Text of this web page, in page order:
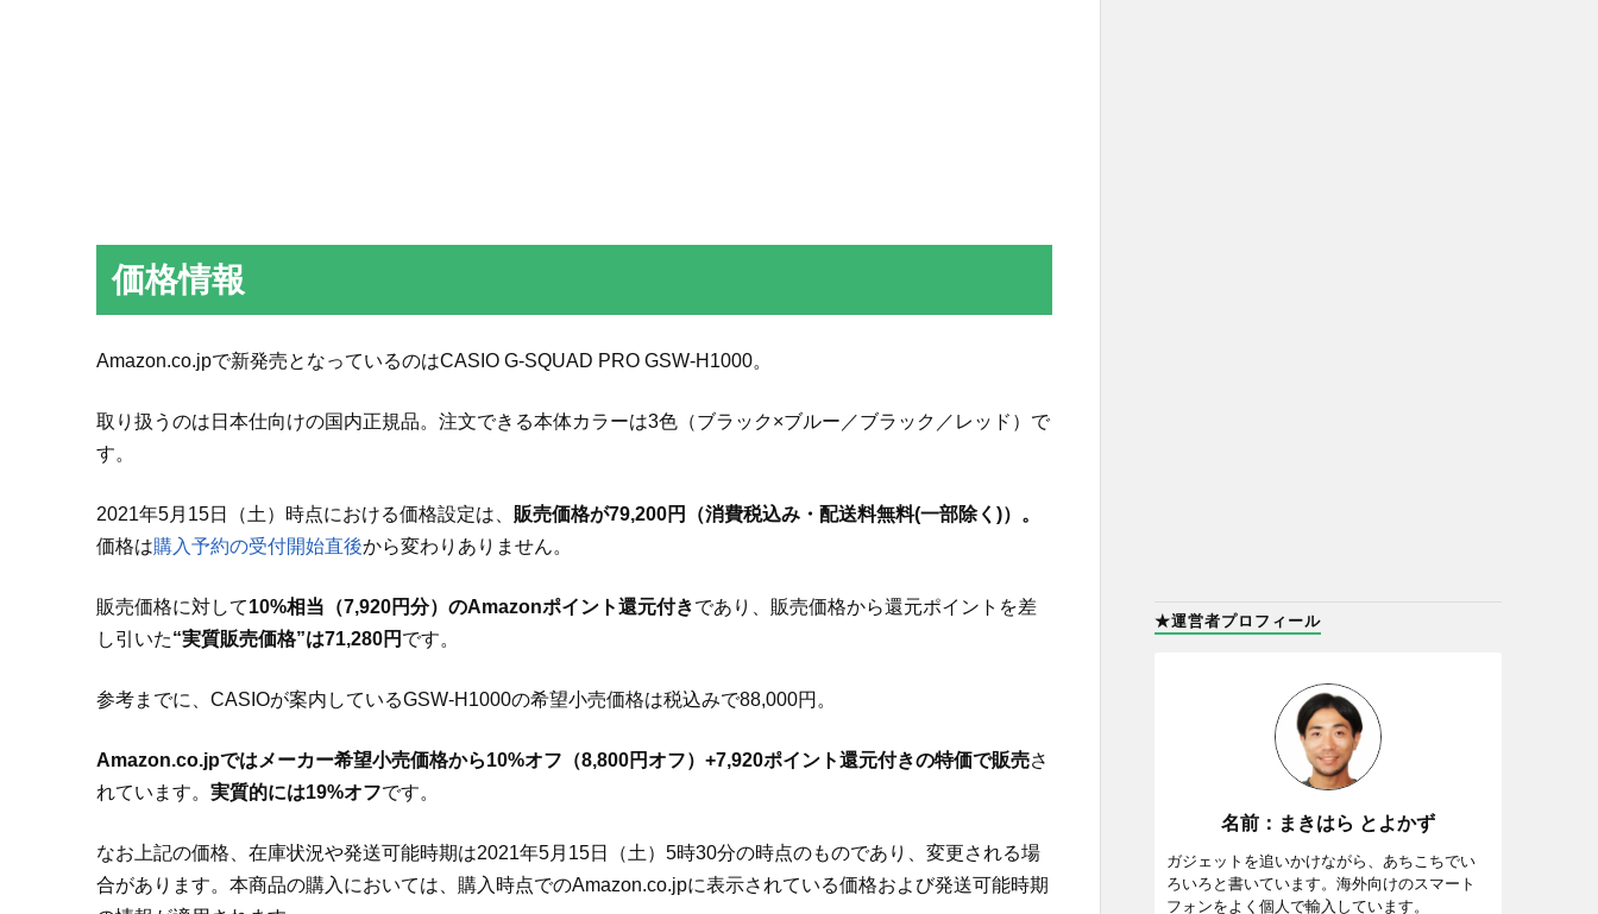
価格情報
Amazon.co.jpで新発売となっているのはCASIO G-SQUAD PRO GSW-H1000。
取り扱うのは日本仕向けの国内正規品。注文できる本体カラーは3色（ブラック×ブルー／ブラック／レッド）で
す。
2021年5月15日（土）時点における価格設定は、 販売価格が79,200円（消費税込み・配送料無料(一部除く)）。
価格は購入予約の受付開始直後から変わりありません。
販売価格に対して10%相当（7,920円分）のAmazonポイント還元付きであり、販売価格から還元ポイントを差
し引いた“実質販売価格”は71,280円 です。
参考までに、CASIOが案内しているGSW-H1000の希望小売価格は税込みで88,000円。
Amazon.co.jpではメーカー希望小売価格から10%オフ（8,800円オフ）+7,920ポイント還元付きの特価で販売さ
れています。 実質的には19%オフです。
なお上記の価格、在庫状況や発送可能時期は2021年5月15日（土）5時30分の時点のものであり、変更される場
合があります。本商品の購入においては、購入時点でのAmazon.co.jpに表示されている価格および発送可能時期
★運営者プロフィール
名前：まきはら とよかず
ガジェットを追いかけながら、あちこちでい
ろいろと書いています。海外向けのスマート
フォンをよく個人で輸入しています。